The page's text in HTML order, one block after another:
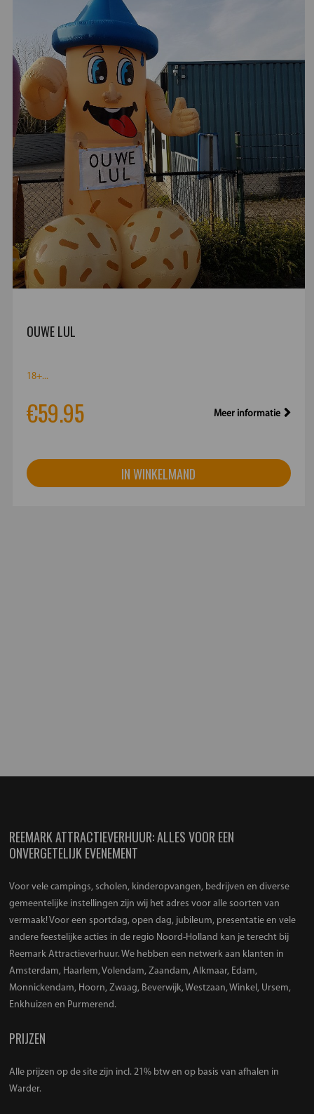
OUWE LUL
18+...
€59.95 Meer informatie
IN WINKELMAND
REEMARK ATTRACTIEVERHUUR: ALLES VOOR EEN
ONVERGETELIJK EVENEMENT
Voor vele campings, scholen, kinderopvangen, bedrijven en diverse
gemeentelijke instellingen zijn wij het adres voor alle soorten van
vermaak! Voor een sportdag, open dag, jubileum, presentatie en vele
andere feestelijke acties in de regio Noord-Holland kan je terecht bij
Reemark Attractieverhuur. We hebben een netwerk aan klanten in
Amsterdam, Haarlem, Volendam, Zaandam, Alkmaar, Edam,
Monnickendam, Hoorn, Zwaag, Beverwijk, Westzaan, Winkel, Ursem,
Enkhuizen en Purmerend.
PRIJZEN
Alle prijzen op de site zijn incl. 21% btw en op basis van afhalen in
Warder.